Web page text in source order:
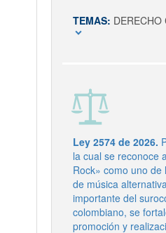
TEMAS: DERECHO
expand_more
Ley 2574 de 2026.
la cual se reconoce
Rock» como uno de
de música
importante del
colombiano, se
promoción y